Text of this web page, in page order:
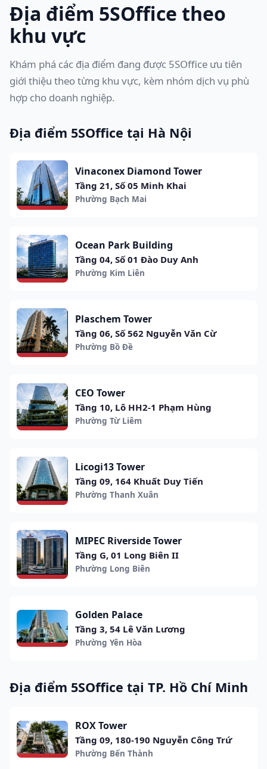
Địa điểm 5SOffice theo
khu vực
Khám phá các địa điểm đang được 5SOffice ưu tiên
giới thiệu theo từng khu vực, kèm nhóm dịch vụ phù
hợp cho doanh nghiệp.
Địa điểm 5SOffice tại Hà Nội
Vinaconex Diamond Tower
Tầng 21, Số 05 Minh Khai
Phường Bạch Mai
Ocean Park Building
Tầng 04, Số 01 Đào Duy Anh
Phường Kim Liên
Plaschem Tower
Tầng 06, Số 562 Nguyễn Văn Cừ
Phường Bồ Đề
CEO Tower
Tầng 10, Lô HH2-1 Phạm Hùng
Phường Từ Liêm
Licogi13 Tower
Tầng 09, 164 Khuất Duy Tiến
Phường Thanh Xuân
MIPEC Riverside Tower
Tầng G, 01 Long Biên II
Phường Long Biên
Golden Palace
Tầng 3, 54 Lê Văn Lương
Phường Yên Hòa
Địa điểm 5SOffice tại TP. Hồ Chí Minh
ROX Tower
Tầng 09, 180-190 Nguyễn Công Trứ
Phường Bến Thành